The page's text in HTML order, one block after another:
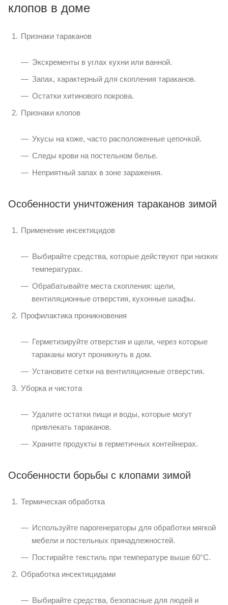
клопов в доме
Признаки тараканов
Экскременты в углах кухни или ванной.
Запах, характерный для скопления тараканов.
Остатки хитинового покрова.
Признаки клопов
Укусы на коже, часто расположенные цепочкой.
Следы крови на постельном белье.
Неприятный запах в зоне заражения.
Особенности уничтожения тараканов зимой
Применение инсектицидов
Выбирайте средства, которые действуют при низких
температурах.
Обрабатывайте места скопления: щели,
вентиляционные отверстия, кухонные шкафы.
Профилактика проникновения
Герметизируйте отверстия и щели, через которые
тараканы могут проникнуть в дом.
Установите сетки на вентиляционные отверстия.
Уборка и чистота
Удалите остатки пищи и воды, которые могут
привлекать тараканов.
Храните продукты в герметичных контейнерах.
Особенности борьбы с клопами зимой
Термическая обработка
Используйте парогенераторы для обработки мягкой
мебели и постельных принадлежностей.
Постирайте текстиль при температуре выше 60°C.
Обработка инсектицидами
Выбирайте средства, безопасные для людей и